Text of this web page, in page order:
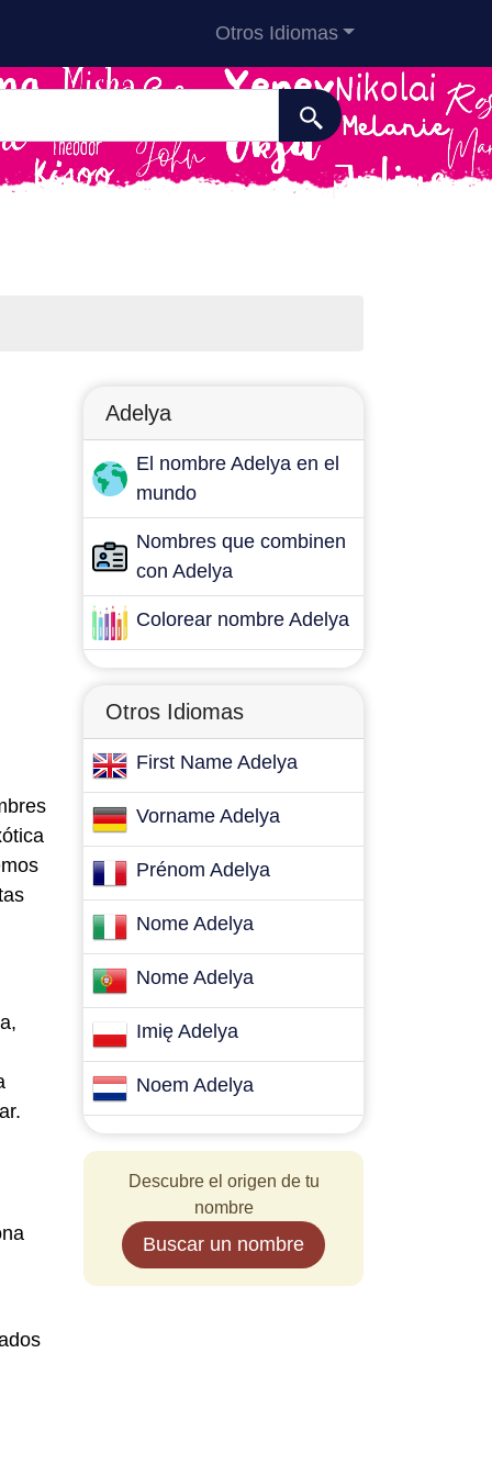
Otros Idiomas
Adelya
El nombre Adelya en el
mundo
Nombres que combinen
con Adelya
Colorear nombre Adelya
Otros Idiomas
First Name Adelya
Vorname Adelya
Prénom Adelya
Nome Adelya
Nome Adelya
Imię Adelya
Noem Adelya
Descubre el origen de tu
nombre
Buscar un nombre